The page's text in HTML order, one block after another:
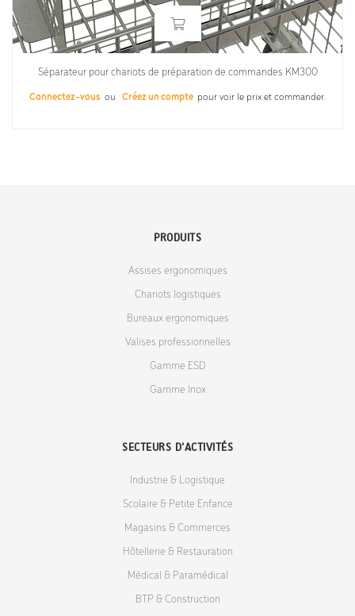
Séparateur pour chariots de préparation de commandes KM300
Connectez-vous ou Créez un compte pour voir le prix et commander.
PRODUITS
Assises ergonomiques
Chariots logistiques
Bureaux ergonomiques
Valises professionnelles
Gamme ESD
Gamme Inox
SECTEURS D'ACTIVITÉS
Industrie & Logistique
Scolaire & Petite Enfance
Magasins & Commerces
Hôtellerie & Restauration
Médical & Paramédical
BTP & Construction